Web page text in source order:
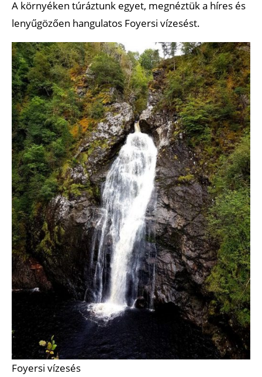
A környéken túráztunk egyet, megnéztük a híres és
lenyűgözően hangulatos Foyersi vízesést.
Foyersi vízesés